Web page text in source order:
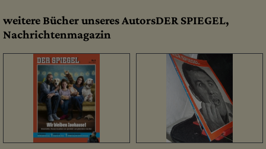
weitere Bücher unseres AutorsDER SPIEGEL,
Nachrichtenmagazin